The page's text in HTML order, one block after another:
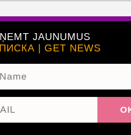
JAUNUMUS
| GET NEWS